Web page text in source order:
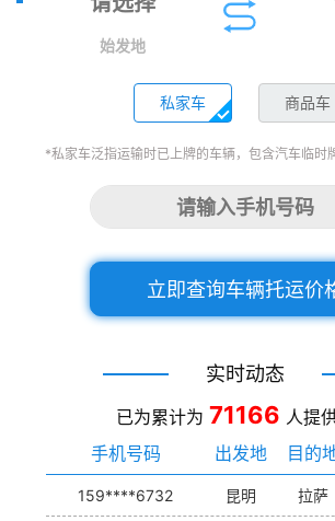
始发地
私家车 商品车
*私家车泛指运输时已上牌的车辆，包含汽车临时
立即查询车辆托运价
实时动态
已为累计为 71166 人提
手机号码
出发地 目的
159****6732 昆明 拉萨